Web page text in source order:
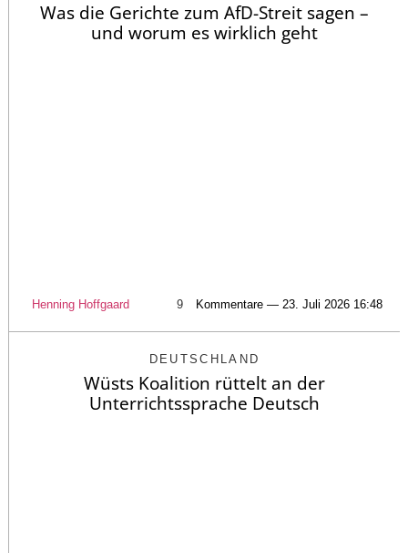
Was die Gerichte zum AfD-Streit sagen –
und worum es wirklich geht
Henning Hoffgaard 9 Kommentare — 23. Juli 2026 16:48
DEUTSCHLAND
Wüsts Koalition rüttelt an der
Unterrichtssprache Deutsch